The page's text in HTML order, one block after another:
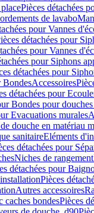
Pièces détachées
de lavabo
pour Vannes
détachées pour
pour Vannes
pour Siphons
détachées pour
BondesAccessoires
détachées pour
Bondes pour
Evacuations murales
douche en matériau
sanitaireEléments
détachées pour
Niches de rangement
détachées pour
Pièces
Autres accessoires
caches bondesPièces